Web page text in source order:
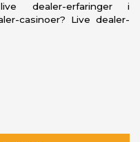
dealer-erfaringer i
casinoer? Live dealer-